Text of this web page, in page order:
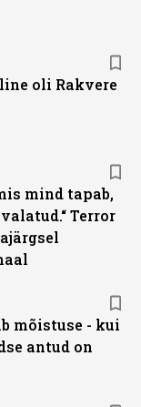
oli Rakvere
mind tapab,
Terror
mõistuse - kui
antud on